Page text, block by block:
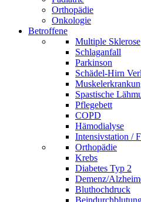
Orthopädie
Onkologie
Betroffene
Multiple Sklerose
Schlaganfall
Parkinson
Schädel-Hirn
Spastische
Pflegebett
COPD
Hämodialyse
Intensivstation /
Orthopädie
Krebs
Diabetes Typ 2
Demenz/
Bluthochdruck